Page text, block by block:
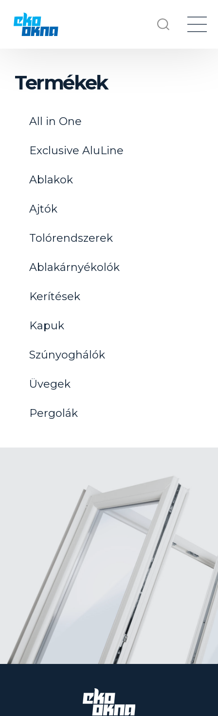
Termékek
All in One
Exclusive AluLine
Ablakok
Ajtók
Tolórendszerek
Ablakárnyékolók
Kerítések
Kapuk
Szúnyoghálók
Üvegek
Pergolák